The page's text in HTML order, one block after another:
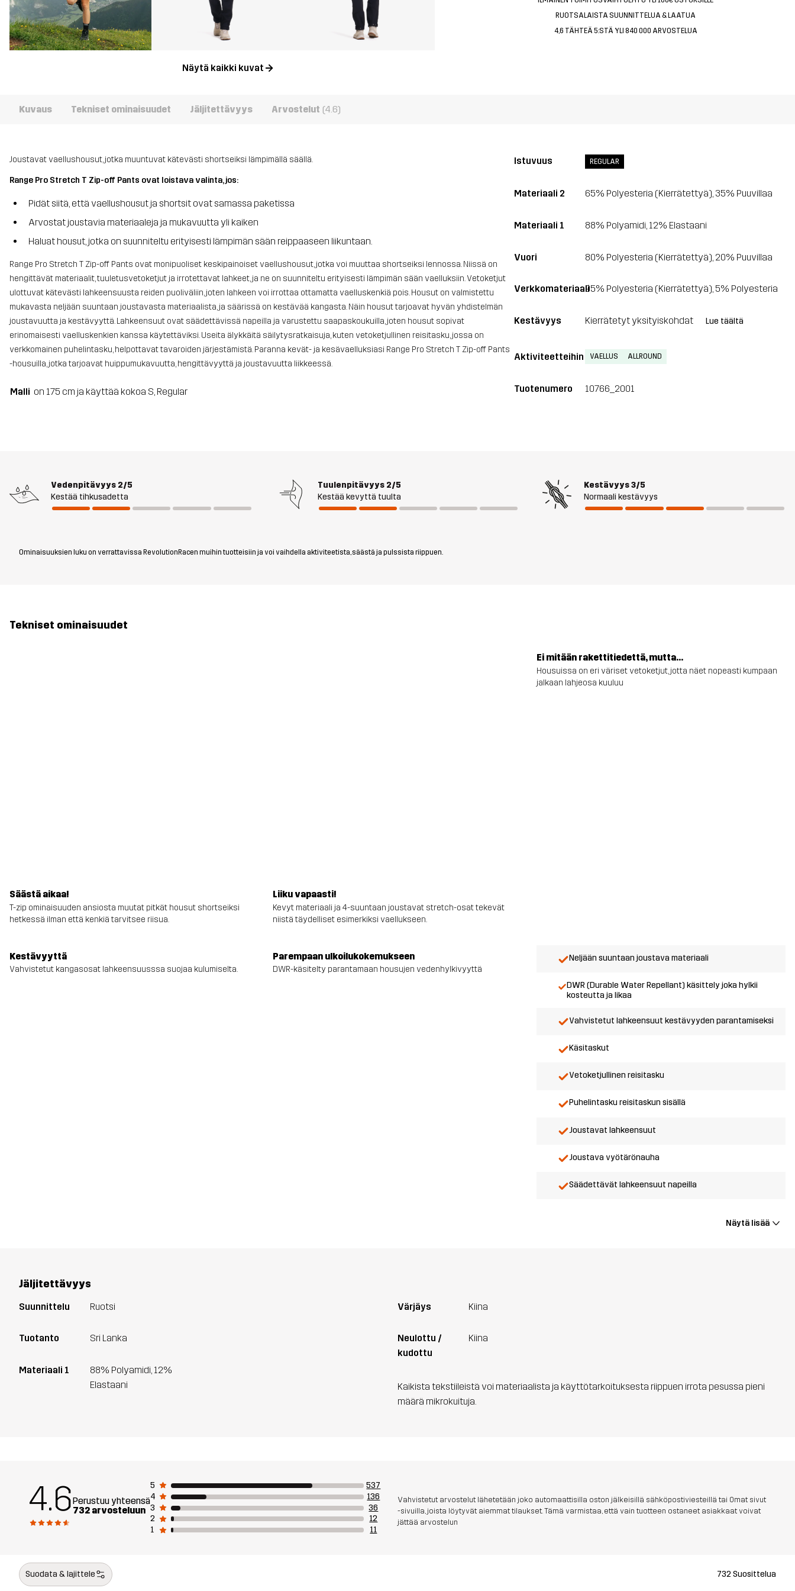
Näytä kaikki kuvat
RUOTSALAISTA SUUNNITTELUA & LAATUA
4,6 TÄHTEÄ 5:STÄ YLI 840 000 ARVOSTELUA
Kuvaus Tekniset ominaisuudet Jäljitettävyys Arvostelut (4.6)
Joustavat vaellushousut, jotka muuntuvat kätevästi shortseiksi lämpimällä säällä.
Range Pro Stretch T Zip-off Pants ovat loistava valinta, jos:
Pidät siitä, että vaellushousut ja shortsit ovat samassa paketissa
Arvostat joustavia materiaaleja ja mukavuutta yli kaiken
Haluat housut, jotka on suunniteltu erityisesti lämpimän sään reippaaseen liikuntaan.
Range Pro Stretch T Zip-off Pants ovat monipuoliset keskipainoiset vaellushousut, jotka voi muuttaa shortseiksi lennossa. Niissä on
hengittävät materiaalit, tuuletusvetoketjut ja irrotettavat lahkeet, ja ne on suunniteltu erityisesti lämpimän sään vaelluksiin. Vetoketjut
ulottuvat kätevästi lahkeensuusta reiden puoliväliin, joten lahkeen voi irrottaa ottamatta vaelluskenkiä pois. Housut on valmistettu
mukavasta neljään suuntaan joustavasta materiaalista, ja säärissä on kestävää kangasta. Näin housut tarjoavat hyvän yhdistelmän
joustavuutta ja kestävyyttä. Lahkeensuut ovat säädettävissä napeilla ja varustettu saapaskoukuilla, joten housut sopivat
erinomaisesti vaelluskenkien kanssa käytettäviksi. Useita älykkäitä säilytysratkaisuja, kuten vetoketjullinen reisitasku, jossa on
verkkomainen puhelintasku, helpottavat tavaroiden järjestämistä. Paranna kevät- ja kesävaelluksiasi Range Pro Stretch T Zip-off Pants
-housuilla, jotka tarjoavat huippumukavuutta, hengittävyyttä ja joustavuutta liikkeessä.
Malli on 175 cm ja käyttää kokoa S, Regular
Istuvuus REGULAR
Materiaali 2 65% Polyesteria (Kierrätettyä), 35% Puuvillaa
Materiaali 1 88% Polyamidi, 12% Elastaani
Vuori 80% Polyesteria (Kierrätettyä), 20% Puuvillaa
Verkkomateriaali95% Polyesteria (Kierrätettyä), 5% Polyesteria
Kestävyys Kierrätetyt yksityiskohdat Lue täältä
Aktiviteetteihin VAELLUS ALLROUND
Tuotenumero 10766_2001
Vedenpitävyys 2/5
Kestää tihkusadetta
Tuulenpitävyys 2/5
Kestää kevyttä tuulta
Kestävyys3/5
Normaali kestävyys
Ominaisuuksien luku on verrattavissa RevolutionRacen muihin tuotteisiin ja voi vaihdella aktiviteetista, säästä ja pulssista riippuen.
Tekniset ominaisuudet
Säästä aikaa!
T-zip ominaisuuden ansiosta muutat pitkät housut shortseiksi
hetkessä ilman että kenkiä tarvitsee riisua.
Liiku vapaasti!
Kevyt materiaali ja 4-suuntaan joustavat stretch-osat tekevät
niistä täydelliset esimerkiksi vaellukseen.
Ei mitään rakettitiedettä, mutta...
Housuissa on eri väriset vetoketjut, jotta näet nopeasti kumpaan
jalkaan lahjeosa kuuluu
Kestävyyttä
Vahvistetut kangasosat lahkeensuusssa suojaa kulumiselta.
Parempaan ulkoilukokemukseen
DWR-käsitelty parantamaan housujen vedenhylkivyyttä
Neljään suuntaan joustava materiaali
DWR (Durable Water Repellant) käsittely joka hylkii
kosteutta ja likaa
Vahvistetut lahkeensuut kestävyyden parantamiseksi
Käsitaskut
Vetoketjullinen reisitasku
Puhelintasku reisitaskun sisällä
Joustavat lahkeensuut
Joustava vyötärönauha
Säädettävät lahkeensuut napeilla
Näytä lisää
Jäljitettävyys
Suunnittelu Ruotsi
Tuotanto Sri Lanka
Materiaali 1
88% Polyamidi, 12%
Elastaani
Värjäys Kiina
Neulottu /
kudottu
Kiina
Kaikista tekstiileistä voi materiaalista ja käyttötarkoituksesta riippuen irrota pesussa pieni
määrä mikrokuituja.
4.6Perustuu yhteensä
732 arvosteluun
5
537
4
136
3
36
2
12
1
11
Vahvistetut arvostelut lähetetään joko automaattisilla oston jälkeisillä sähköpostiviesteillä tai Omat sivut
-sivuilla, joista löytyvät aiemmat tilaukset. Tämä varmistaa, että vain tuotteen ostaneet asiakkaat voivat
jättää arvostelun
Suodata & lajittele 732 Suosittelua